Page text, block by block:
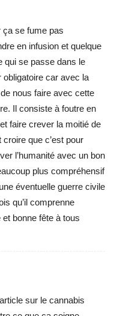
ça se fume pas
en infusion et quelque
qui se passe dans le
obligatoire car avec la
nous faire avec cette
Il consiste à foutre en
faire crever la moitié de
que c’est pour
l’humanité avec un bon
plus compréhensif
éventuelle guerre civile
qu’il comprenne
bonne fête à tous
sur le cannabis